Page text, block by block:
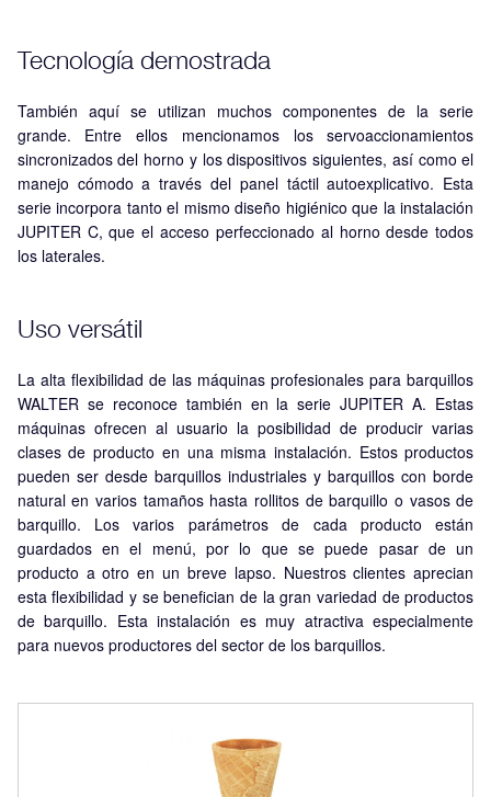
Tecnología demostrada
También aquí se utilizan muchos componentes de la serie
grande. Entre ellos mencionamos los servoaccionamientos
sincronizados del horno y los dispositivos siguientes, así como el
manejo cómodo a través del panel táctil autoexplicativo. Esta
serie incorpora tanto el mismo diseño higiénico que la instalación
JUPITER C, que el acceso perfeccionado al horno desde todos
los laterales.
Uso versátil
La alta flexibilidad de las máquinas profesionales para barquillos
WALTER se reconoce también en la serie JUPITER A. Estas
máquinas ofrecen al usuario la posibilidad de producir varias
clases de producto en una misma instalación. Estos productos
pueden ser desde barquillos industriales y barquillos con borde
natural en varios tamaños hasta rollitos de barquillo o vasos de
barquillo. Los varios parámetros de cada producto están
guardados en el menú, por lo que se puede pasar de un
producto a otro en un breve lapso. Nuestros clientes aprecian
esta flexibilidad y se benefician de la gran variedad de productos
de barquillo. Esta instalación es muy atractiva especialmente
para nuevos productores del sector de los barquillos.